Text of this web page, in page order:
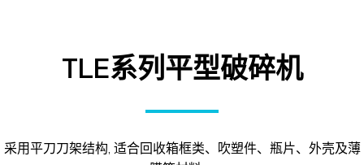
TLE系列平型破碎机
采用平刀刀架结构, 适合回收箱框类、吹塑件、瓶片、外壳及薄